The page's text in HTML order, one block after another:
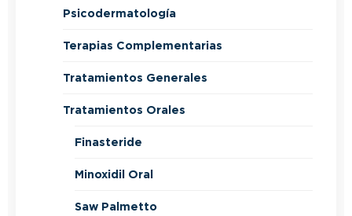
Psicodermatología
Terapias Complementarias
Tratamientos Generales
Tratamientos Orales
Finasteride
Minoxidil Oral
Saw Palmetto